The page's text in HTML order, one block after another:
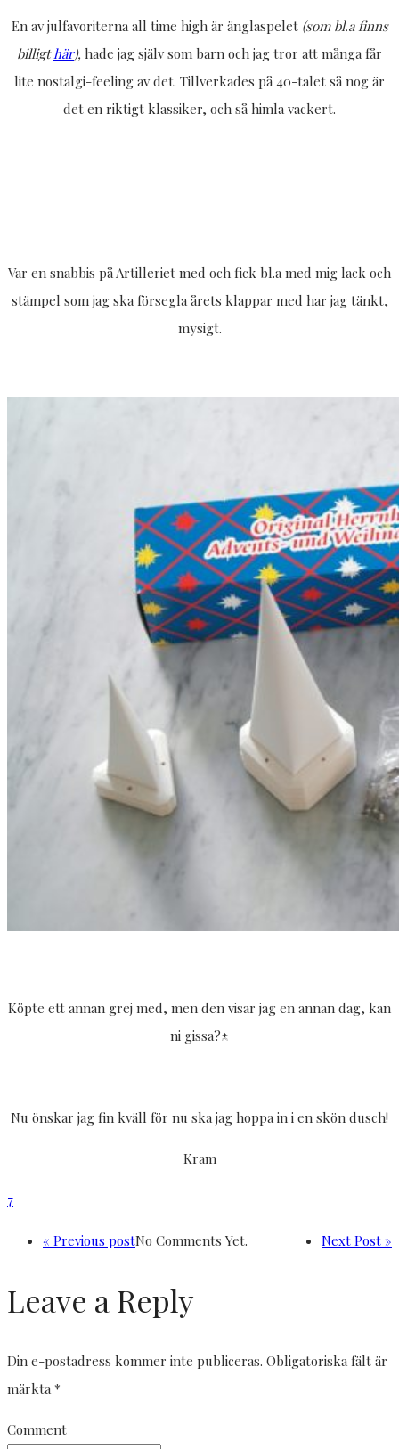
En av julfavoriterna all time high är änglaspelet (som bl.a finns
billigthär), hade jag själv som barn och jag tror att många får
lite nostalgi-feeling av det. Tillverkades på 40-talet så nog är
det en riktigt klassiker, och så himla vackert.
Var en snabbis på Artilleriet med och fick bl.a med mig lack och
stämpel som jag ska försegla årets klappar med har jag tänkt,
mysigt.
Köpte ett annan grej med, men den visar jag en annan dag, kan
ni gissa?↑
Nu önskar jag fin kväll för nu ska jag hoppa in i en skön dusch!
Kram
7
« Previous post Next Post »
No Comments Yet.
Leave a Reply
Din e-postadress kommer inte publiceras. Obligatoriska fält är
märkta*
Comment